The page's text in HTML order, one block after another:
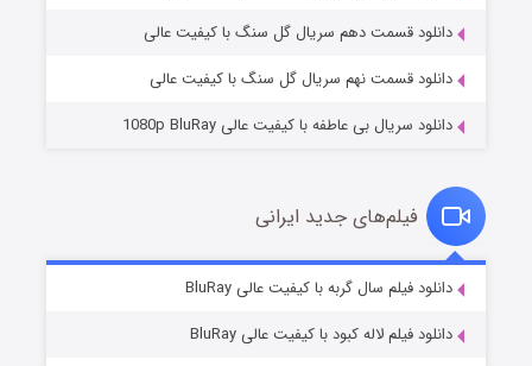
قسمت۷ (زیرنویس) منتشر شد
دانلود قسمت دهم سریال گل سنگ با کیفیت عالی
دانلود قسمت نهم سریال گل سنگ با کیفیت عالی
دانلود سریال بی عاطفه با کیفیت عالی 1080p BluRay
فیلم‌های جدید ایرانی
دانلود فیلم سال گربه با کیفیت عالی BluRay
دانلود فیلم لاله کبود با کیفیت عالی BluRay